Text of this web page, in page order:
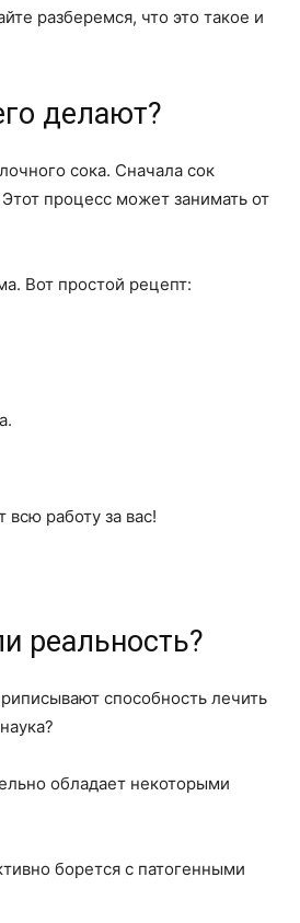
разберемся, что это такое и
делают?
сока. Сначала сок
процесс может занимать от
Вот простой рецепт:
работу за вас!
реальность?
способность лечить
обладает некоторыми
борется с патогенными